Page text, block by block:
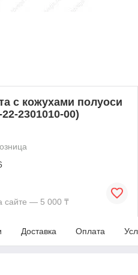
с кожухами полуоси
2301010-00)
сайте — 5 000 ₸
Доставка Оплата